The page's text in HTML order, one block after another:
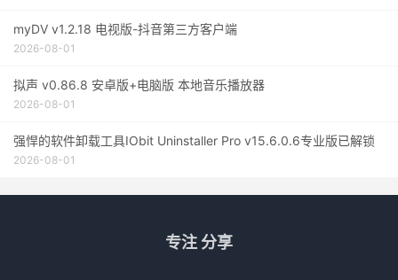
myDV v1.2.18 电视版-抖音第三方客户端
2026-08-01
拟声 v0.86.8 安卓版+电脑版 本地音乐播放器
2026-08-01
强悍的软件卸载工具IObit Uninstaller Pro v15.6.0.6专业版已解锁
2026-08-01
专注 分享